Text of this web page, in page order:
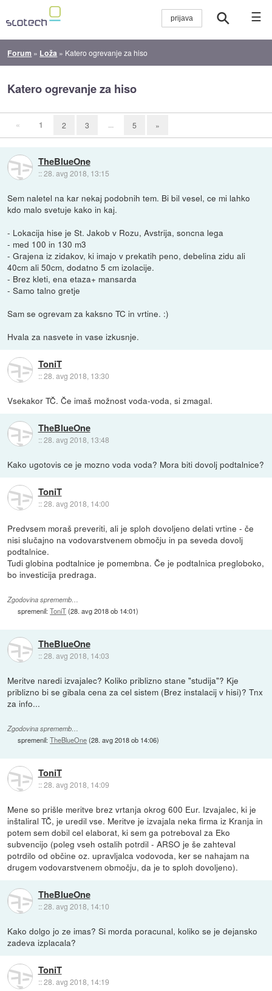
☰
Forum » Loža » Katero ogrevanje za hiso
Katero ogrevanje za hiso
« 1 2 3 ... 5 »
TheBlueOne
::28. avg 2018, 13:15
Sem naletel na kar nekaj podobnih tem. Bi bil vesel, ce mi lahko
kdo malo svetuje kako in kaj.
- Lokacija hise je St. Jakob v Rozu, Avstrija, soncna lega
- med 100 in 130 m3
- Grajena iz zidakov, ki imajo v prekatih peno, debelina zidu ali
40cm ali 50cm, dodatno 5 cm izolacije.
- Brez kleti, ena etaza+ mansarda
- Samo talno gretje
Sam se ogrevam za kaksno TC in vrtine. :)
Hvala za nasvete in vase izkusnje.
ToniT
::28. avg 2018, 13:30
Vsekakor TČ. Če imaš možnost voda-voda, si zmagal.
TheBlueOne
::28. avg 2018, 13:48
Kako ugotovis ce je mozno voda voda? Mora biti dovolj podtalnice?
ToniT
::28. avg 2018, 14:00
Predvsem moraš preveriti, ali je sploh dovoljeno delati vrtine - če
nisi slučajno na vodovarstvenem območju in pa seveda dovolj
podtalnice.
Tudi globina podtalnice je pomembna. Če je podtalnica pregloboko,
bo investicija predraga.
Zgodovina sprememb…
spremenil:ToniT(28. avg 2018 ob 14:01)
TheBlueOne
::28. avg 2018, 14:03
Meritve naredi izvajalec? Koliko priblizno stane "studija"? Kje
priblizno bi se gibala cena za cel sistem (Brez instalacij v hisi)? Tnx
za info...
Zgodovina sprememb…
spremenil:TheBlueOne(28. avg 2018 ob 14:06)
ToniT
::28. avg 2018, 14:09
Mene so prišle meritve brez vrtanja okrog 600 Eur. Izvajalec, ki je
inštaliral TČ, je uredil vse. Meritve je izvajala neka firma iz Kranja in
potem sem dobil cel elaborat, ki sem ga potreboval za Eko
subvencijo (poleg vseh ostalih potrdil - ARSO je še zahteval
potrdilo od občine oz. upravljalca vodovoda, ker se nahajam na
drugem vodovarstvenem območju, da je to sploh dovoljeno).
TheBlueOne
::28. avg 2018, 14:10
Kako dolgo jo ze imas? Si morda poracunal, koliko se je dejansko
zadeva izplacala?
ToniT
::28. avg 2018, 14:19